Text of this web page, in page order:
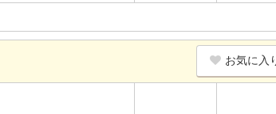
お気に入